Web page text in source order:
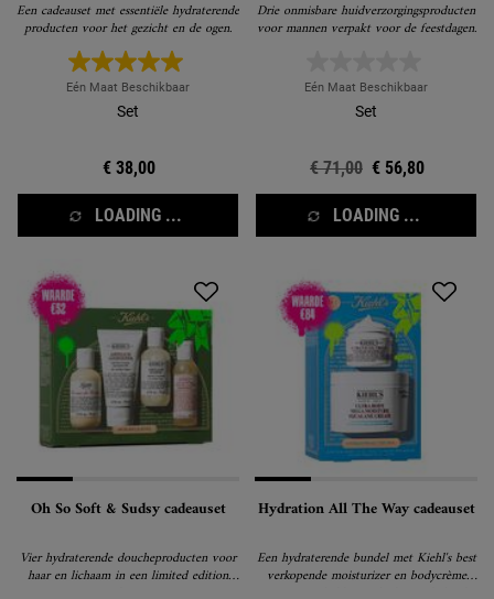
Een cadeauset met essentiële hydraterende
producten voor het gezicht en de ogen.
Eén Maat Beschikbaar
Set
€ 38,00
LOADING ...
Drie onmisbare huidverzorgingsproducten
voor mannen verpakt voor de feestdagen.
Eén Maat Beschikbaar
Set
Oude prijs
€ 71,00 Nieuwe prijs
€ 56,80
LOADING ...
Oh So Soft & Sudsy cadeauset
Vier hydraterende doucheproducten voor
haar en lichaam in een limited edition
Hydration All The Way cadeauset
Een hydraterende bundel met Kiehl's best
verkopende moisturizer en bodycrème